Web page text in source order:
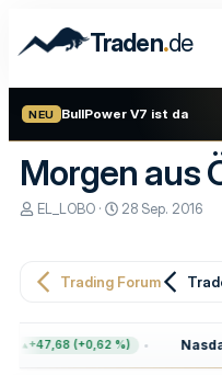
Traden.de
NEU BullPower V7 ist da
Morgen aus
E
e
r
EL_LOBO
E
e
a
m
28 Sep. 2016
Trading Forum
+47,68 (+0,62 %)